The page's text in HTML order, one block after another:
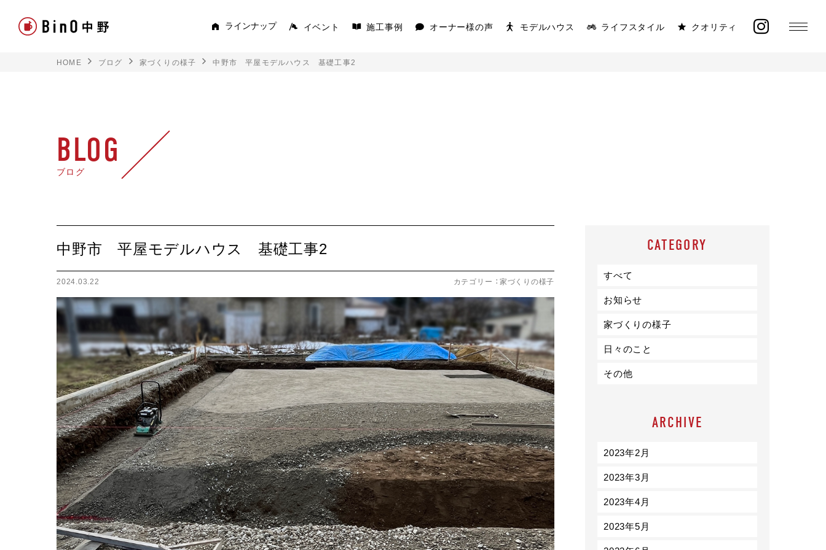
ラインナップ
平屋
2階建て
小屋
ログハウス
TREK
トキドキを愉しむ平屋
イベント 施工事例 オーナー様の声 モデルハウス ライフスタイル クオリティ
モデルハウス
クオリティ
お知らせ
ブログ
スタッフ紹介
採用情報
HOME ブログ 家づくりの様子 中野市 平屋モデルハウス 基礎工事2
BLOG
ブログ
中野市 平屋モデルハウス 基礎工事2
2024.03.22 カテゴリー ： 家づくりの様子
CATEGORY
すべて
お知らせ
家づくりの様子
日々のこと
その他
ARCHIVE
2023年2月
2023年3月
2023年4月
2023年5月